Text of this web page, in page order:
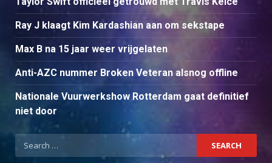
Ray J klaagt Kim Kardashian aan om sekstape
Max B na 15 jaar weer vrijgelaten
Anti-AZC nummer Broken Veteran alsnog offline
Nationale Vuurwerkshow Rotterdam gaat definitief
niet door
Search
for: